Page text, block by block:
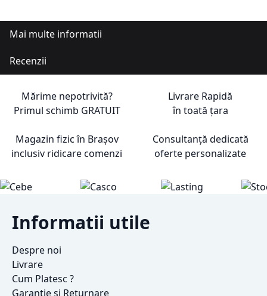
Mai multe informatii
Recenzii
Mărime nepotrivită?
Primul schimb GRATUIT
Livrare Rapidă
în toată țara
Magazin fizic în Brașov
inclusiv ridicare comenzi
Consultanță dedicată
oferte personalizate
Informatii utile
Despre noi
Livrare
Cum Platesc ?
Garantie si Returnare